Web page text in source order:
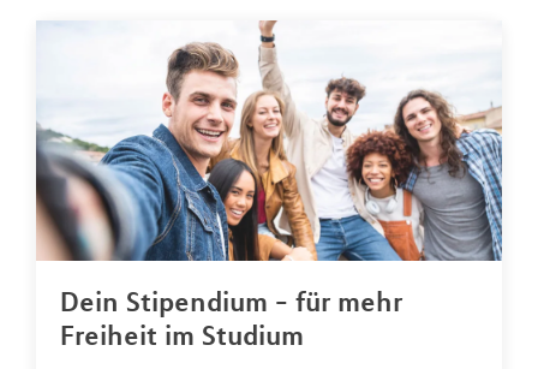
Dein Stipendium - für mehr
Freiheit im Studium